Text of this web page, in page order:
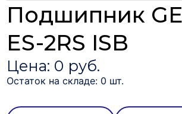
Подшипник
ES-2RS ISB
Цена: 0 руб.
Остаток на складе: 0 шт.